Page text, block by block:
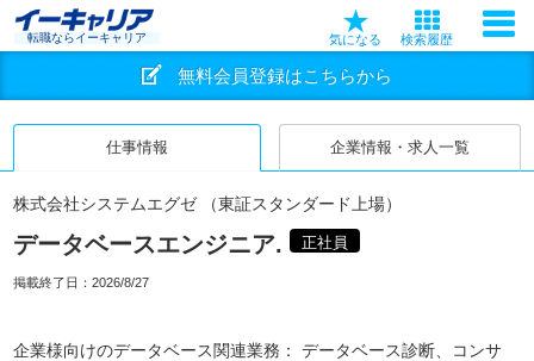
転職ならイーキャリア 気になる 検索履歴
無料会員登録はこちらから
仕事情報 企業情報・求人一覧
株式会社システムエグゼ （東証スタンダード上場）
データベースエンジニア. 正社員
掲載終了日： 2026/8/27
企業様向けのデータベース関連業務： データベース診断、コンサ